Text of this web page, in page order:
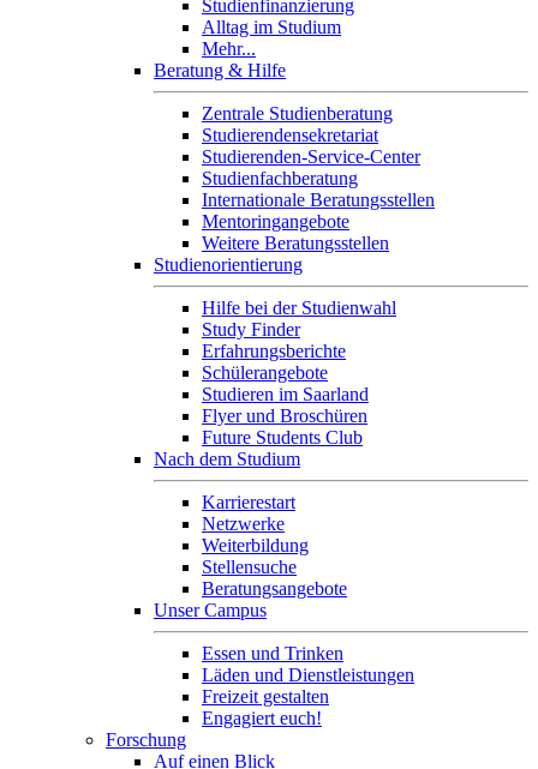
Studienfinanzierung
Alltag im Studium
Mehr...
Beratung & Hilfe
Zentrale Studienberatung
Studierendensekretariat
Studierenden-Service-Center
Studienfachberatung
Internationale Beratungsstellen
Mentoringangebote
Weitere Beratungsstellen
Studienorientierung
Hilfe bei der Studienwahl
Study Finder
Erfahrungsberichte
Schülerangebote
Studieren im Saarland
Flyer und Broschüren
Future Students Club
Nach dem Studium
Karrierestart
Netzwerke
Weiterbildung
Stellensuche
Beratungsangebote
Unser Campus
Essen und Trinken
Läden und Dienstleistungen
Freizeit gestalten
Engagiert euch!
Forschung
Auf einen Blick